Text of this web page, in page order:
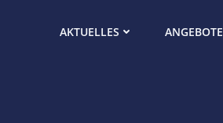
AKTUELLES ANGEBOTE